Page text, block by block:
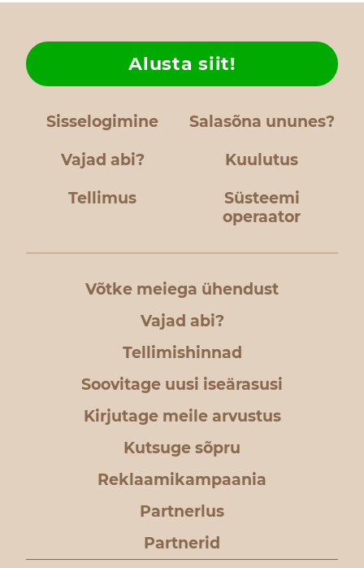
Sisselogimine Salasõna ununes?
Vajad abi?
Alusta siit!
Kuulutus
Tellimus
Süsteemi
operaator
Võtke meiega ühendust
Vajad abi?
Tellimishinnad
Soovitage uusi iseärasusi
Kirjutage meile arvustus
Kutsuge sõpru
Reklaamikampaania
Partnerlus
Partnerid